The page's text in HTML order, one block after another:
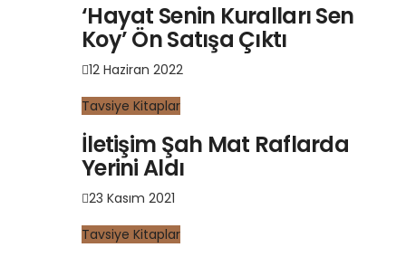
‘Hayat Senin Kuralları Sen
Koy’ Ön Satışa Çıktı
12 Haziran 2022
Tavsiye Kitaplar
İletişim Şah Mat Raflarda
Yerini Aldı
23 Kasım 2021
Tavsiye Kitaplar